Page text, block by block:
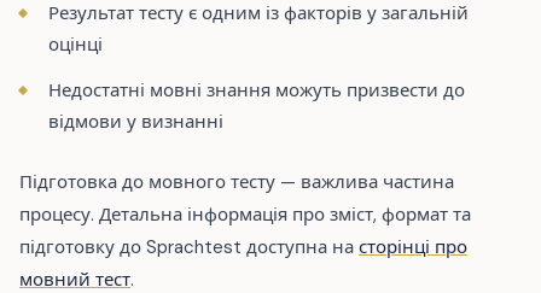
Результат тесту є одним із факторів у загальній
оцінці
Недостатні мовні знання можуть призвести до
відмови у визнанні
Підготовка до мовного тесту — важлива частина
процесу. Детальна інформація про зміст, формат та
підготовку до Sprachtest доступна на сторінці про
мовний тест.